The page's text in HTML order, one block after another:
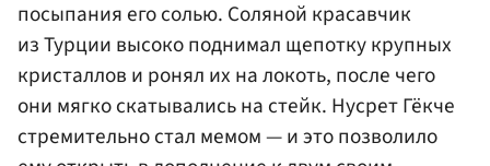
посыпания его солью. Соляной красавчик
из Турции высоко поднимал щепотку крупных
кристаллов и ронял их на локоть, после чего
они мягко скатывались на стейк. Нусрет Гёкче
стремительно стал мемом — и это позволило